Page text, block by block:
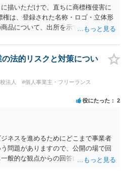
描いただけで、直ちに商標権侵害に
は、登録された名称・ロゴ・立体形
品について、出所を示す表示として
商標権侵害にはなりにくいと考えら
な形状を商品名・広告に大きく表示
誤認させる販売方法であれば、商標
じ得ます。家具のデザインに著作権
途問題となります。 無料のSNS投稿
成立し得ます。商標権については、
内にのみ効力を持ちます。外国で販
匠等を確認する必要があります。 他
権利が消滅している、侵害に当たら
ないなど、様々な可能性がありま
では、適法とは判断できません。
法的リスクと対策につい
法人
#個人事業主・フリーランス
役にたった 2
ネスを進めるためにどこまで事業者
問題がありますので、公開の場で回
般的な観点からの回答になります